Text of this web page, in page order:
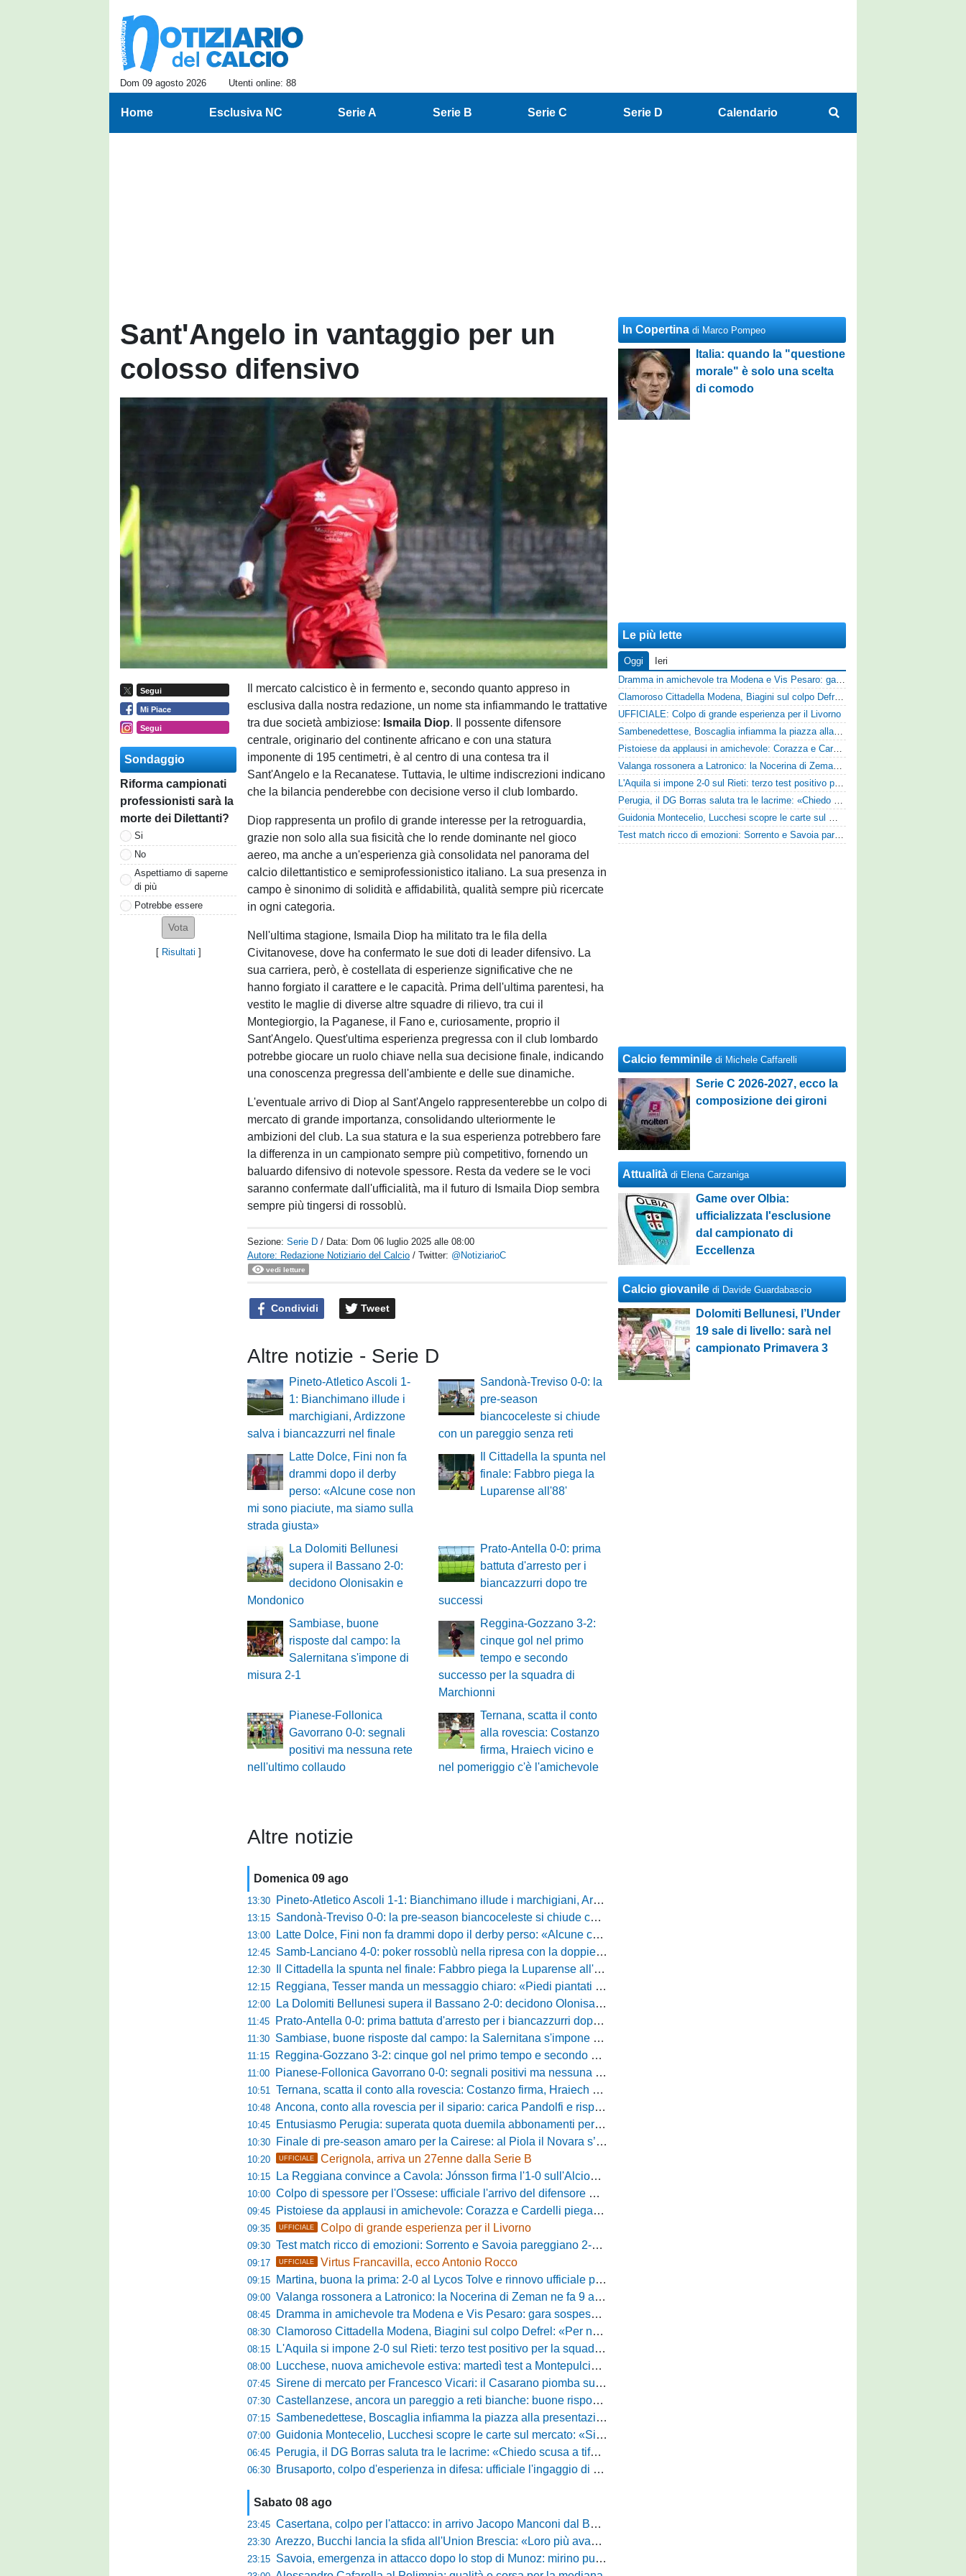
Dom 09 agosto 2026 Utenti online: 88
Home Esclusiva NC Serie A Serie B Serie C Serie D Calendario
Sant'Angelo in vantaggio per un
colosso difensivo
Segui
Mi Piace
Segui
Sondaggio
Riforma campionati
professionisti sarà la
morte dei Dilettanti?
Si
No
Aspettiamo di saperne
di più
Potrebbe essere
[ Risultati ]
Il mercato calcistico è in fermento e, secondo quanto appreso in
esclusiva dalla nostra redazione, un nome sta infiammando le trattative
tra due società ambiziose: Ismaila Diop. Il possente difensore
centrale, originario del continente africano e con una statura
imponente di 195 centimetri, è al centro di una contesa tra il
Sant'Angelo e la Recanatese. Tuttavia, le ultime indiscrezioni indicano
che la bilancia penderebbe con decisione verso il club lombardo.
Diop rappresenta un profilo di grande interesse per la retroguardia,
grazie non solo alla sua fisicità che lo rende dominante nel gioco
aereo, ma anche a un'esperienza già consolidata nel panorama del
calcio dilettantistico e semiprofessionistico italiano. La sua presenza in
campo è sinonimo di solidità e affidabilità, qualità sempre più ricercate
in ogni categoria.
Nell'ultima stagione, Ismaila Diop ha militato tra le fila della
Civitanovese, dove ha confermato le sue doti di leader difensivo. La
sua carriera, però, è costellata di esperienze significative che ne
hanno forgiato il carattere e le capacità. Prima dell'ultima parentesi, ha
vestito le maglie di diverse altre squadre di rilievo, tra cui il
Montegiorgio, la Paganese, il Fano e, curiosamente, proprio il
Sant'Angelo. Quest'ultima esperienza pregressa con il club lombardo
potrebbe giocare un ruolo chiave nella sua decisione finale, indicando
una conoscenza pregressa dell'ambiente e delle sue dinamiche.
L'eventuale arrivo di Diop al Sant'Angelo rappresenterebbe un colpo di
mercato di grande importanza, consolidando ulteriormente le
ambizioni del club. La sua statura e la sua esperienza potrebbero fare
la differenza in un campionato sempre più competitivo, fornendo un
baluardo difensivo di notevole spessore. Resta da vedere se le voci
saranno confermate dall'ufficialità, ma il futuro di Ismaila Diop sembra
sempre più tingersi di rossoblù.
Sezione:Serie D / Data: Dom 06 luglio 2025 alle 08:00
Autore: Redazione Notiziario del Calcio / Twitter: @NotiziarioC
vedi letture
Condividi Tweet
Altre notizie - Serie D
Pineto-Atletico Ascoli 1-
1: Bianchimano illude i
marchigiani, Ardizzone
salva i biancazzurri nel finale
Sandonà-Treviso 0-0: la
pre-season
biancoceleste si chiude
con un pareggio senza reti
Latte Dolce, Fini non fa
drammi dopo il derby
perso: «Alcune cose non
mi sono piaciute, ma siamo sulla
strada giusta»
Il Cittadella la spunta nel
finale: Fabbro piega la
Luparense all'88'
La Dolomiti Bellunesi
supera il Bassano 2-0:
decidono Olonisakin e
Mondonico
Prato-Antella 0-0: prima
battuta d'arresto per i
biancazzurri dopo tre
successi
Sambiase, buone
risposte dal campo: la
Salernitana s'impone di
misura 2-1
Reggina-Gozzano 3-2:
cinque gol nel primo
tempo e secondo
successo per la squadra di
Marchionni
Pianese-Follonica
Gavorrano 0-0: segnali
positivi ma nessuna rete
nell'ultimo collaudo
Ternana, scatta il conto
alla rovescia: Costanzo
firma, Hraiech vicino e
nel pomeriggio c'è l'amichevole
Altre notizie
Domenica 09 ago
13:30 Pineto-Atletico Ascoli 1-1: Bianchimano illude i marchigiani, Ardizzone salva i biancazzurri nel finale
13:15 Sandonà-Treviso 0-0: la pre-season biancoceleste si chiude con un pareggio senza reti
13:00 Latte Dolce, Fini non fa drammi dopo il derby perso: «Alcune cose non mi sono piaciute, ma siamo sulla strada giusta»
12:45 Samb-Lanciano 4-0: poker rossoblù nella ripresa con la doppietta di Faggioli e i gol di Candellori e Perrotta
12:30 Il Cittadella la spunta nel finale: Fabbro piega la Luparense all'88'
12:15 Reggiana, Tesser manda un messaggio chiaro: «Piedi piantati a terra, ma la crescita è evidente»
12:00 La Dolomiti Bellunesi supera il Bassano 2-0: decidono Olonisakin e Mondonico
11:45 Prato-Antella 0-0: prima battuta d'arresto per i biancazzurri dopo tre successi
11:30 Sambiase, buone risposte dal campo: la Salernitana s'impone di misura 2-1
11:15 Reggina-Gozzano 3-2: cinque gol nel primo tempo e secondo successo per la squadra di Marchionni
11:00 Pianese-Follonica Gavorrano 0-0: segnali positivi ma nessuna rete nell'ultimo collaudo
10:51 Ternana, scatta il conto alla rovescia: Costanzo firma, Hraiech vicino e nel pomeriggio c'è l'amichevole
10:48 Ancona, conto alla rovescia per il sipario: carica Pandolfi e risposta da record degli abbonati
10:45 Entusiasmo Perugia: superata quota duemila abbonamenti per il prossimo campionato
10:30 Finale di pre-season amaro per la Cairese: al Piola il Novara s’impone 2-0 con super Valdesi
10:20 UFFICIALE Cerignola, arriva un 27enne dalla Serie B
10:15 La Reggiana convince a Cavola: Jónsson firma l'1-0 sull'Alcione Milano
10:00 Colpo di spessore per l'Ossese: ufficiale l'arrivo del difensore Riccardo Idda
09:45 Pistoiese da applausi in amichevole: Corazza e Cardelli piegano lo Scandicci per 1-0
09:35 UFFICIALE Colpo di grande esperienza per il Livorno
09:30 Test match ricco di emozioni: Sorrento e Savoia pareggiano 2-2 in amichevole
09:17 UFFICIALE Virtus Francavilla, ecco Antonio Rocco
09:15 Martina, buona la prima: 2-0 al Lycos Tolve e rinnovo ufficiale per Llanos
09:00 Valanga rossonera a Latronico: la Nocerina di Zeman ne fa 9 all'Atletico Agromonte
08:45 Dramma in amichevole tra Modena e Vis Pesaro: gara sospesa per il grave infortunio di Sersanti
08:30 Clamoroso Cittadella Modena, Biagini sul colpo Defrel: «Per noi rappresenta un sogno, a volte si realizzano»
08:15 L'Aquila si impone 2-0 sul Rieti: terzo test positivo per la squadra di Andreucci
08:00 Lucchese, nuova amichevole estiva: martedì test a Montepulciano contro il Taranto
07:45 Sirene di mercato per Francesco Vicari: il Casarano piomba sul difensore del Bari
07:30 Castellanzese, ancora un pareggio a reti bianche: buone risposte per Bolzoni col Club Milano
07:15 Sambenedettese, Boscaglia infiamma la piazza alla presentazione: «Senza di voi non saremmo nulla, vi promettiamo lavoro e maglia sudata»
07:00 Guidonia Montecelio, Lucchesi scopre le carte sul mercato: «Siamo contenti del lavoro fatto, puntiamo dritti ai playoff»
06:45 Perugia, il DG Borras saluta tra le lacrime: «Chiedo scusa a tifosi e famiglia, Faroni ha perso tantissimi soldi»
06:30 Brusaporto, colpo d'esperienza in difesa: ufficiale l'ingaggio di Manuel Daffara
Sabato 08 ago
23:45 Casertana, colpo per l'attacco: in arrivo Jacopo Manconi dal Benevento
23:30 Arezzo, Bucchi lancia la sfida all'Union Brescia: «Loro più avanti di noi, ma vogliamo dimostrare di essere competitivi»
23:15 Savoia, emergenza in attacco dopo lo stop di Munoz: mirino puntato su Philip Yeboah
In Copertina di Marco Pompeo
Italia: quando la "questione
morale" è solo una scelta
di comodo
Le più lette
Oggi
Ieri
Dramma in amichevole tra Modena e Vis Pesaro: gara sospesa per il grave infortunio di Sersanti
Clamoroso Cittadella Modena, Biagini sul colpo Defrel: «Per noi rappresenta un sogno, a volte si realizzano»
UFFICIALE: Colpo di grande esperienza per il Livorno
Sambenedettese, Boscaglia infiamma la piazza alla presentazione: «Senza di voi non saremmo nulla, vi promettiamo lavoro e maglia sudata»
Pistoiese da applausi in amichevole: Corazza e Cardelli piegano lo Scandicci per 1-0
Valanga rossonera a Latronico: la Nocerina di Zeman ne fa 9 all'Atletico Agromonte
L'Aquila si impone 2-0 sul Rieti: terzo test positivo per la squadra di Andreucci
Perugia, il DG Borras saluta tra le lacrime: «Chiedo scusa a tifosi e famiglia, Faroni ha perso tantissimi soldi»
Guidonia Montecelio, Lucchesi scopre le carte sul mercato: «Siamo contenti del lavoro fatto, puntiamo dritti ai playoff»
Test match ricco di emozioni: Sorrento e Savoia pareggiano 2-2 in amichevole
Calcio femminile di Michele Caffarelli
Serie C 2026-2027, ecco la
composizione dei gironi
Attualità di Elena Carzaniga
Game over Olbia:
ufficializzata l'esclusione
dal campionato di
Eccellenza
Calcio giovanile di Davide Guardabascio
Dolomiti Bellunesi, l’Under
19 sale di livello: sarà nel
campionato Primavera 3